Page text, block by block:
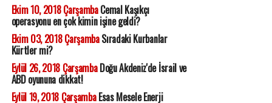
Ekim 10, 2018 ÇarşambaCemal Kaşıkçı
operasyonu en çok kimin işine geldi?
Ekim 03, 2018 ÇarşambaSıradaki Kurbanlar
Kürtler mi?
Eylül 26, 2018 ÇarşambaDoğu Akdeniz'de İsrail ve
ABD oyununa dikkat!
Eylül 19, 2018 ÇarşambaEsas Mesele Enerji